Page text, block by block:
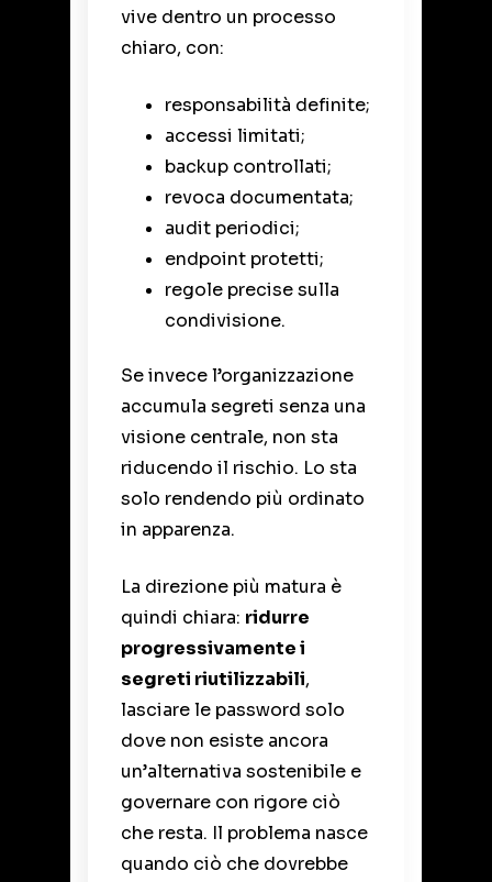
vive dentro un processo
chiaro, con:
responsabilità definite;
accessi limitati;
backup controllati;
revoca documentata;
audit periodici;
endpoint protetti;
regole precise sulla
condivisione.
Se invece l’organizzazione
accumula segreti senza una
visione centrale, non sta
riducendo il rischio. Lo sta
solo rendendo più ordinato
in apparenza.
La direzione più matura è
quindi chiara: ridurre
progressivamente i
segreti riutilizzabili,
lasciare le password solo
dove non esiste ancora
un’alternativa sostenibile e
governare con rigore ciò
che resta. Il problema nasce
quando ciò che dovrebbe